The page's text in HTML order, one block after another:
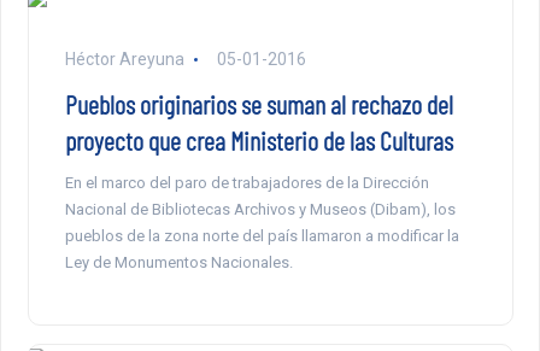
Héctor Areyuna 05-01-2016
Pueblos originarios se suman al rechazo del
proyecto que crea Ministerio de las Culturas
En el marco del paro de trabajadores de la Dirección
Nacional de Bibliotecas Archivos y Museos (Dibam), los
pueblos de la zona norte del país llamaron a modificar la
Ley de Monumentos Nacionales.